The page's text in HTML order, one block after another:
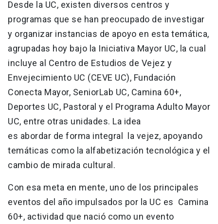
Desde la UC, existen diversos centros y
programas que se han preocupado de investigar
y organizar instancias de apoyo en esta temática,
agrupadas hoy bajo la Iniciativa Mayor UC, la cual
incluye al Centro de Estudios de Vejez y
Envejecimiento UC (CEVE UC), Fundación
Conecta Mayor, SeniorLab UC, Camina 60+,
Deportes UC, Pastoral y el Programa Adulto Mayor
UC, entre otras unidades. La idea
es abordar de forma integral la vejez, apoyando
temáticas como la alfabetización tecnológica y el
cambio de mirada cultural.
Con esa meta en mente, uno de los principales
eventos del año impulsados por la UC es Camina
60+, actividad que nació como un evento